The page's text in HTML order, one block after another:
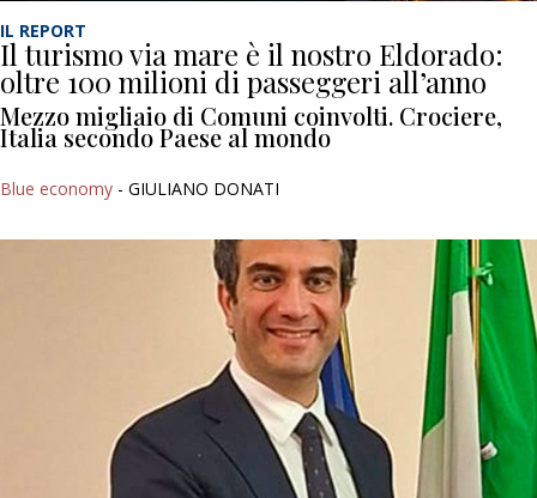
IL REPORT
Il turismo via mare è il nostro Eldorado:
oltre 100 milioni di passeggeri all’anno
Mezzo migliaio di Comuni coinvolti. Crociere,
Italia secondo Paese al mondo
Blue economy - GIULIANO DONATI